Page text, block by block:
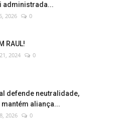
administrada...
2026 0
RAUL!
2024 0
defende neutralidade,
aliança...
2026 0